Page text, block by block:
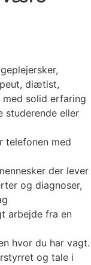
diætist,
med solid erfaring
studerende eller
telefonen med
der lever
og diagnoser,
arbejde fra en
hvor du har vagt.
og tale i